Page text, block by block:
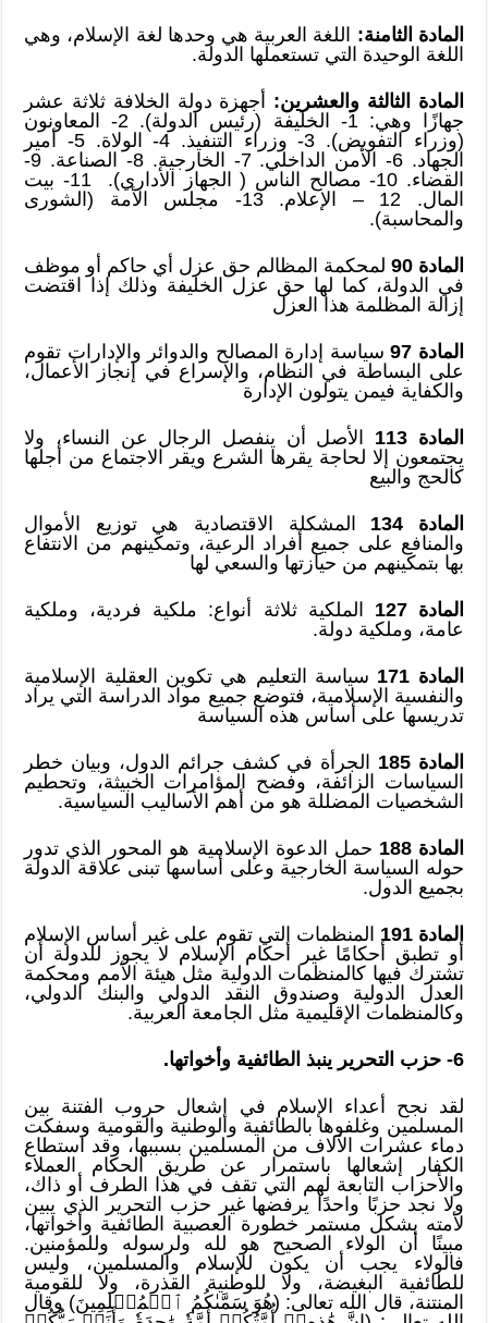
المادة الثامنة: اللغة العربية هي وحدها لغة الإسلام، وهي
اللغة الوحيدة التي تستعملها الدولة.
المادة الثالثة والعشرين: أجهزة دولة الخلافة ثلاثة عشر
جهازًا وهي: 1- الخليفة (رئيس الدولة). 2- المعاونون
(وزراء التفويض). 3- وزراء التنفيذ. 4- الولاة. 5- أمير
الجهاد. 6- الأمن الداخلي. 7- الخارجية. 8- الصناعة. 9-
القضاء. 10- مصالح الناس ( الجهاز الأداري). 11- بيت
المال. 12 – الإعلام. 13- مجلس الأمة (الشورى
والمحاسبة).
المادة 90
لمحكمة المظالم حق عزل أي حاكم أو موظف
في الدولة، كما لها حق عزل الخليفة وذلك إذا اقتضت
إزالة المظلمة هذا العزل
المادة 97
سياسة إدارة المصالح والدوائر والإدارات تقوم
على البساطة في النظام، والإسراع في إنجاز الأعمال،
والكفاية فيمن يتولون الإدارة
المادة 113
الأصل أن ينفصل الرجال عن النساء، ولا
يجتمعون إلا لحاجة يقرها الشرع ويقر الاجتماع من أجلها
كالحج والبيع
المادة 134
المشكلة الاقتصادية هي توزيع الأموال
والمنافع على جميع أفراد الرعية، وتمكينهم من الانتفاع
بها بتمكينهم من حيازتها والسعي لها
المادة 127
الملكية ثلاثة أنواع: ملكية فردية، وملكية
عامة، وملكية دولة.
المادة 171
سياسة التعليم هي تكوين العقلية الإسلامية
والنفسية الإسلامية، فتوضع جميع مواد الدراسة التي يراد
تدريسها على أساس هذه السياسة
المادة 185
الجرأة في كشف جرائم الدول، وبيان خطر
السياسات الزائفة، وفضح المؤامرات الخبيثة، وتحطيم
الشخصيات المضللة هو من أهم الأساليب السياسية.
المادة 188
حمل الدعوة الإسلامية هو المحور الذي تدور
حوله السياسة الخارجية وعلى أساسها تبنى علاقة الدولة
بجميع الدول.
المادة 191
المنظمات التي تقوم على غير أساس الإسلام
أو تطبق أحكامًا غير أحكام الإسلام لا يجوز للدولة أن
تشترك فيها كالمنظمات الدولية مثل هيئة الأمم ومحكمة
العدل الدولية وصندوق النقد الدولي والبنك الدولي،
وكالمنظمات الإقليمية مثل الجامعة العربية.
6- حزب التحرير ينبذ الطائفية وأخواتها.
لقد نجح أعداء الإسلام في إشعال حروب الفتنة بين
المسلمين وغلفوها بالطائفية والوطنية والقومية وسفكت
دماء عشرات الآلاف من المسلمين بسببها، وقد استطاع
الكفار إشعالها باستمرار عن طريق الحكام العملاء
والأحزاب التابعة لهم التي تقف في هذا الطرف أو ذاك،
ولا نجد حزبًا واحدًا يرفضها غير حزب التحرير الذي يبين
لأمته بشكل مستمر خطورة العصبية الطائفية وأخواتها،
مبينًا أن الولاء الصحيح هو لله ولرسوله وللمؤمنين.
فالولاء يجب أن يكون للإسلام والمسلمين، وليس
للطائفية البغيضة، ولا للوطنية القذرة، ولا للقومية
المنتنة، قال الله تعالى: (هُوَ سَمَّىٰكُمُ ٱلۡمُسۡلِمِينَ) وقال